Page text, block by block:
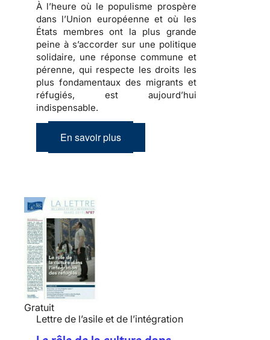
À l’heure où le populisme prospère
dans l’Union européenne et où les
États membres ont la plus grande
peine à s’accorder sur une politique
solidaire, une réponse commune et
pérenne, qui respecte les droits les
plus fondamentaux des migrants et
réfugiés, est aujourd’hui
indispensable.
En savoir plus
Gratuit
Lettre de l’asile et de l’intégration